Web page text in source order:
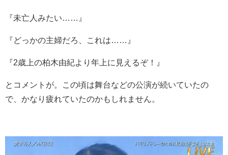
『未亡人みたい……』
『どっかの主婦だろ、これは……』
『2歳上の柏木由紀より年上に見えるぞ！』
とコメントが。この頃は舞台などの公演が続いていたの
で、かなり疲れていたのかもしれません。